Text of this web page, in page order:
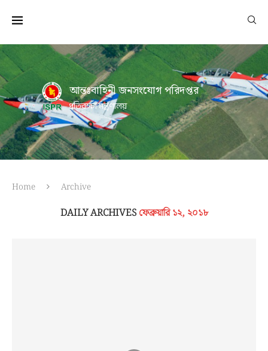
আন্তঃবাহিনী জনসংযোগ পরিদপ্তর
প্রতিরক্ষা মন্ত্রণালয়
Home Archive
DAILY ARCHIVES ফেব্রুয়ারি ১২, ২০১৮